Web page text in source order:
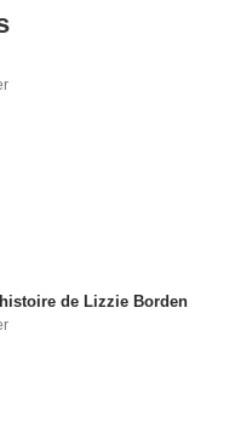
de Lizzie Borden